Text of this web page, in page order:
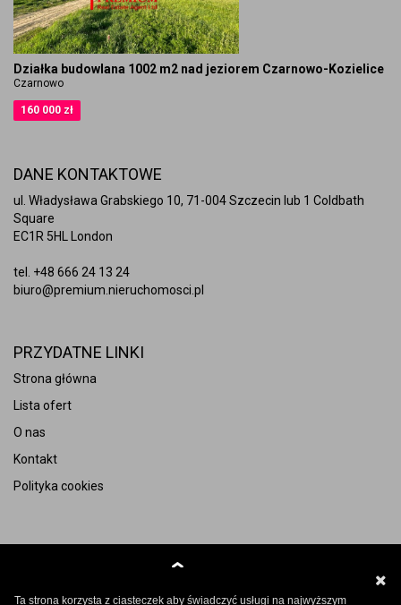
Działka budowlana 1002 m2 nad jeziorem Czarnowo-Kozielice
Czarnowo
160 000 zł
DANE KONTAKTOWE
ul. Władysława Grabskiego 10, 71-004 Szczecin lub 1 Coldbath
Square
EC1R 5HL London
tel. +48 666 24 13 24
biuro@premium.nieruchomosci.pl
PRZYDATNE LINKI
Strona główna
Lista ofert
O nas
Kontakt
Polityka cookies
Ta strona korzysta z ciasteczek aby świadczyć usługi na najwyższym